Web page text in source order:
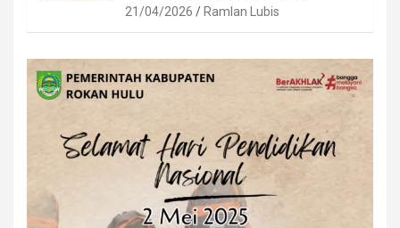
21/04/2026 Ramlan Lubis